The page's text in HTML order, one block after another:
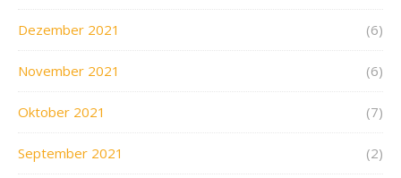
Dezember 2021 (6)
November 2021 (6)
Oktober 2021 (7)
September 2021 (2)